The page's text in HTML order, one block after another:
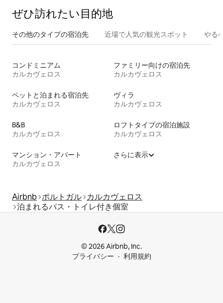
ぜひ訪⁠れ⁠た⁠い目⁠的⁠地
その他のタ⁠イ⁠プ⁠の宿⁠泊⁠先 近場で人気の観光スポット やる
コンドミニアム
カルカヴェロス
ファミリー向けの宿泊先
カルカヴェロス
ペットと泊まれる宿泊先
カルカヴェロス
ヴィラ
カルカヴェロス
B&B
カルカヴェロス
ロフトタイプの宿泊施設
カルカヴェロス
マンション・アパート
カルカヴェロス
さらに表示
Airbnb ポルトガル カルカヴェロス
泊まれるバス・トイレ付き個室
© 2026 Airbnb, Inc.
プライバシー
利用規約